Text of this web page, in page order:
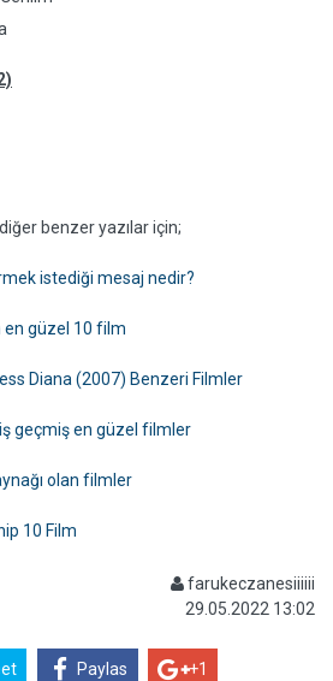
benzer yazılar için;
istediği mesaj nedir?
en güzel 10 film
Diana (2007) Benzeri Filmler
geçmiş en güzel filmler
olan filmler
10 Film
farukeczanesiiiiii
29.05.2022 13:02
Paylas +1